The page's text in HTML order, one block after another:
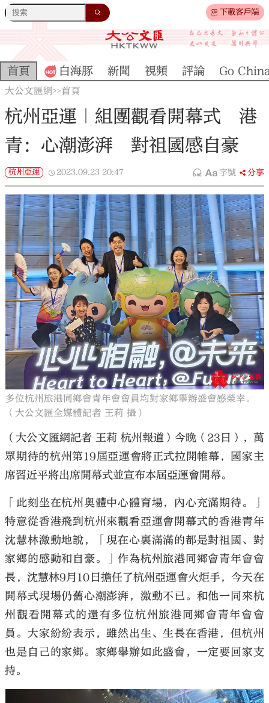
下載客戶端
大公文匯
首頁 白海豚 新聞 視頻 評論 Go
大公文匯網>>首頁
杭州亞運｜組團觀看開幕式 港
青：心潮澎湃 對祖國感自豪
杭州亞運 2023.09.23 20:47 字號 分享
多位杭州旅港同鄉會青年會會員均對家鄉舉辦盛會感榮幸。
（大公文匯全媒體記者 王莉 攝）
（大公文匯網記者 王莉 杭州報道）今晚（23日），萬
眾期待的杭州第19屆亞運會將正式拉開帷幕，國家主
席習近平將出席開幕式並宣布本屆亞運會開幕。
「此刻坐在杭州奧體中心體育場，內心充滿期待。」
特意從香港飛到杭州來觀看亞運會開幕式的香港青年
沈慧林激動地說，「現在心裏滿滿的都是對祖國、對
家鄉的感動和自豪。」作為杭州旅港同鄉會青年會會
長，沈慧林9月10日擔任了杭州亞運會火炬手，今天在
開幕式現場仍舊心潮澎湃，激動不已。和他一同來杭
州觀看開幕式的還有多位杭州旅港同鄉會青年會會
員。大家紛紛表示，雖然出生、生長在香港，但杭州
也是自己的家鄉。家鄉舉辦如此盛會，一定要回家支
持。